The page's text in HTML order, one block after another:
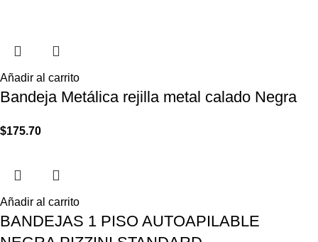
Añadir al carrito
Bandeja Metálica rejilla metal calado Negra
$175.70
Añadir al carrito
BANDEJAS 1 PISO AUTOAPILABLE